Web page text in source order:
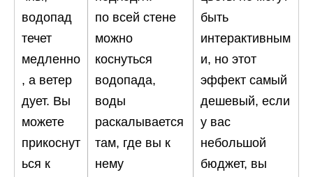
водопад
течет
медленно
, а ветер
дует. Вы
можете
прикоснут
ься к
по всей стене
можно
коснуться
водопада,
воды
раскалывается
там, где вы к
нему
быть
интерактивным
и, но этот
эффект самый
дешевый, если
у вас
небольшой
бюджет, вы